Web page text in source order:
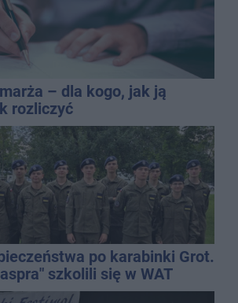
– dla kogo, jak ją
rozliczyć
po karabinki Grot.
szkolili się w WAT